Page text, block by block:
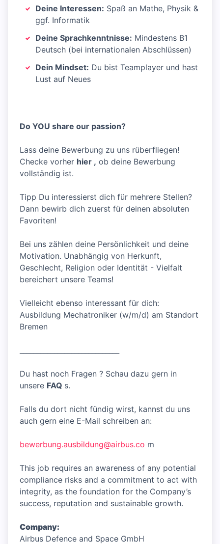
Deine Interessen: Spaß an Mathe, Physik &
ggf. Informatik
Deine Sprachkenntnisse: Mindestens B1
Deutsch (bei internationalen Abschlüssen)
Dein Mindset: Du bist Teamplayer und hast
Lust auf Neues
Do YOU share our passion?
Lass deine Bewerbung zu uns rüberfliegen!
Checke vorher hier , ob deine Bewerbung
vollständig ist.
Tipp Du interessierst dich für mehrere Stellen?
Dann bewirb dich zuerst für deinen absoluten
Favoriten!
Bei uns zählen deine Persönlichkeit und deine
Motivation. Unabhängig von Herkunft,
Geschlecht, Religion oder Identität - Vielfalt
bereichert unsere Teams!
Vielleicht ebenso interessant für dich:
Ausbildung Mechatroniker (w/m/d) am Standort
Bremen
Du hast noch Fragen ? Schau dazu gern in
unsere FAQ s.
Falls du dort nicht fündig wirst, kannst du uns
auch gern eine E-Mail schreiben an:
bewerbung.ausbildung@airbus.co m
This job requires an awareness of any potential
compliance risks and a commitment to act with
integrity, as the foundation for the Company’s
success, reputation and sustainable growth.
Company:
Airbus Defence and Space GmbH